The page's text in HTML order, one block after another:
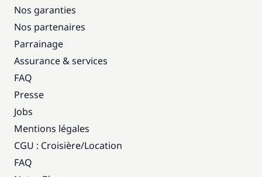
Nos garanties
Nos partenaires
Parrainage
Assurance & services
FAQ
Presse
Jobs
Mentions légales
CGU : Croisière/Location
FAQ